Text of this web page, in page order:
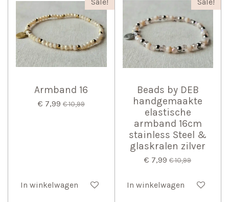
Armband 16
€ 7,99 € 10,99
In winkelwagen
Beads by DEB
handgemaakte
elastische
armband 16cm
stainless Steel &
glaskralen zilver
€ 7,99 € 10,99
In winkelwagen